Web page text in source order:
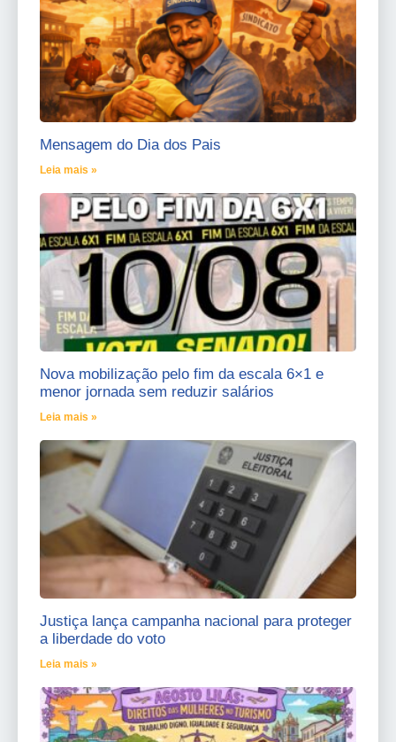
Mensagem do Dia dos Pais
Leia mais »
Nova mobilização pelo fim da escala 6×1 e
menor jornada sem reduzir salários
Leia mais »
Justiça lança campanha nacional para proteger
a liberdade do voto
Leia mais »